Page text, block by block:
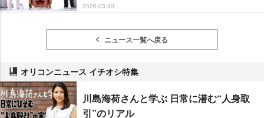
2026-03-30
ニュース一覧へ戻る
オリコンニュース イチオシ特集
川島海荷さんと学ぶ 日常に潜む“人身取
引”のリアル